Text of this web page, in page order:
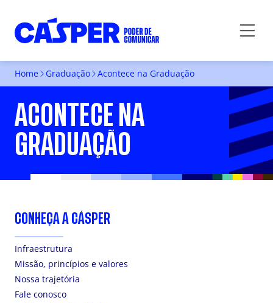
Home Graduação Acontece na Graduação
ACONTECE NA
GRADUAÇÃO
CONHEÇA A CÁSPER
Infraestrutura
Missão, princípios e valores
Nossa trajetória
Fale conosco